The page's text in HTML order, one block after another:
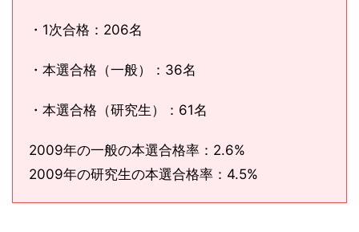
・1次合格：206名
・本選合格（一般）：36名
・本選合格（研究生）：61名
2009年の一般の本選合格率：2.6%
2009年の研究生の本選合格率：4.5%